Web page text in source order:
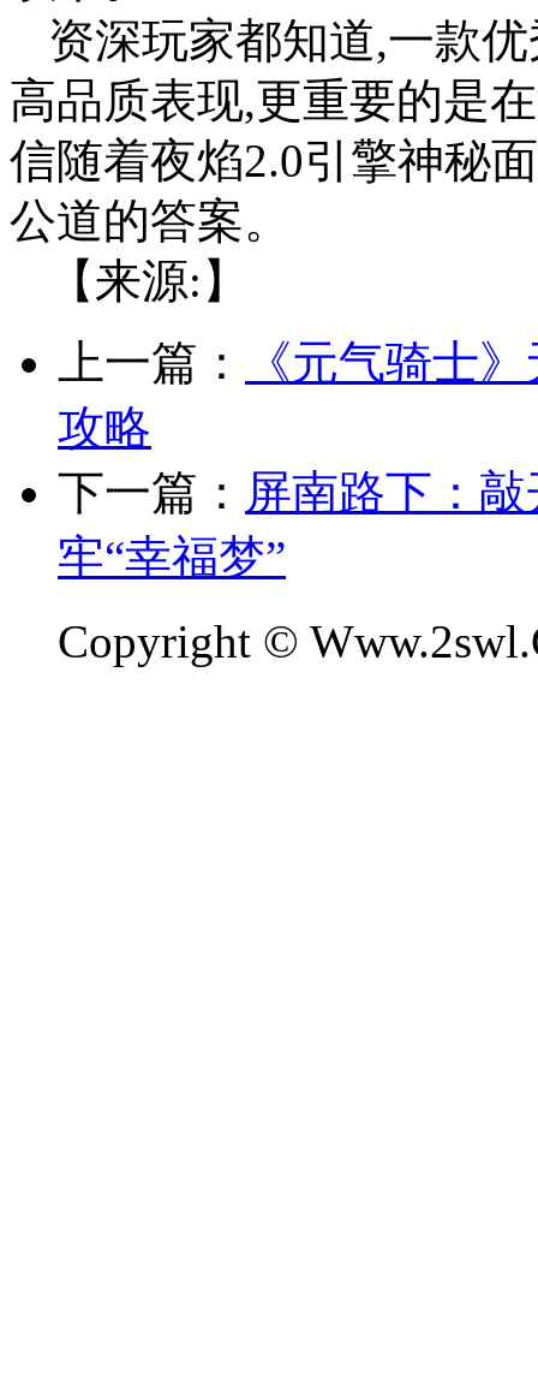
资深玩家都知道,一款
高品质表现,更重要的是
信随着夜焰2.0引擎神秘
公道的答案。
【来源:】
上一篇：
《元气骑士
攻略
下一篇： 屏南路下：
牢“幸福梦”
Copyright ©